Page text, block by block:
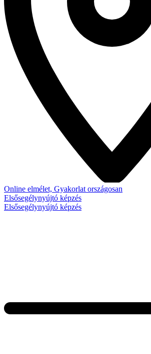
Online elmélet, Gyakorlat országosan
Elsősegélynyújtó képzés
Elsősegélynyújtó képzés